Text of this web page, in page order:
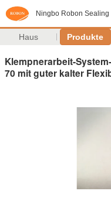
Ningbo Robon Sealing
Haus Produkte
Klempnerarbeit-
70 mit guter kalter